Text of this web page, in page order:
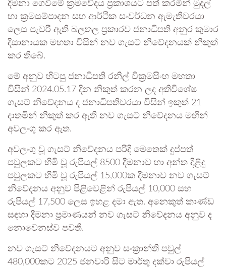
දීමනා ගෙවීමේ ක්‍රමවේදය ප්‍රකාශයට පත් කරමින් මුදල්
හා ක්‍රමසම්පාදන සහ ආර්ථික සංවර්ධන ඇමැතිවරයා
ලෙස පැවරී ඇති බලතල ප්‍රකාරව ජනාධිපති අනුර කුමාර
දිසානායක මහතා විසින් නව ගැසට් නිවේදනයක් නිකුත්
කර තිබේ.
මේ අනුව හිටපු ජනාධිපති රනිල් වික්‍රමසිංහ මහතා
විසින් 2024.05.17 දින නිකුත් කරන ලද අතිවිශේෂ
ගැසට් නිවේදනය ද ජනාධිපතිවරයා විසින් ඉකුත් 21
දාතමින් නිකුත් කර ඇති නව ගැසට් නිවේදනය මඟින්
අවලංගු කර ඇත.
අවලංගු වූ ගැසට් නිවේදනය පරිදි මෙතෙක් දුප්පත්
පවුලකට හිමි වූ රුපියල් 8500 දීමනාව හා අන්ත දිළිඳු
පවුලකට හිමි වූ රුපියල් 15,000ක දීමනාව නව ගැසට්
නිවේදනය අනුව පිළිවෙළින් රුපියල් 10,000 සහ
රුපියල් 17,500 ලෙස ඉහළ දමා ඇත. අනෙකුත් කාණ්ඩ
සඳහා දීමනා ප්‍රමාණයන් නව ගැසට් නිවේදනය අනුව ද
නොවෙනස්ව පවතී.
නව ගැසට් නිවේදනයට අනුව සංක්‍රාන්ති පවුල්
480,000කට 2025 ජනවාරි සිට මාර්තු දක්වා රුපියල්